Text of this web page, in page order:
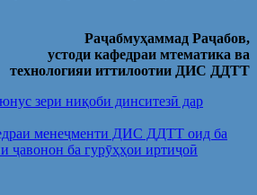
Раҷабмуҳаммад Раҷабов,
устоди кафедраи мтематика ва
технологияи иттилоотии ДИС ДДТТ
зери ниқоби динситезӣ дар
менеҷменти ДИС ДДТТ оид ба
ҷавонон ба гурӯҳҳои иртиҷоӣ